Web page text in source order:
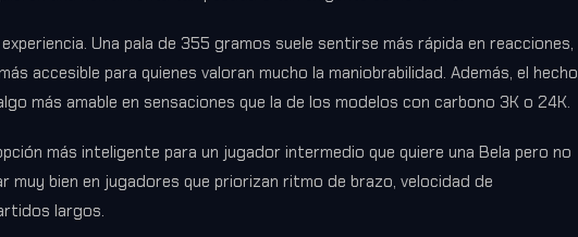
Una pala de 355 gramos suele sentirse más rápida en reacciones,
accesible para quienes valoran mucho la maniobrabilidad. Además, el hecho
más amable en sensaciones que la de los modelos con carbono 3K o 24K.
más inteligente para un jugador intermedio que quiere una Bela pero no
muy bien en jugadores que priorizan ritmo de brazo, velocidad de
largos.